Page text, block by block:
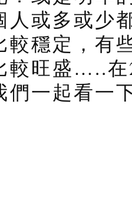
人或多或少
較穩定，有
較旺盛…..
們一起看一